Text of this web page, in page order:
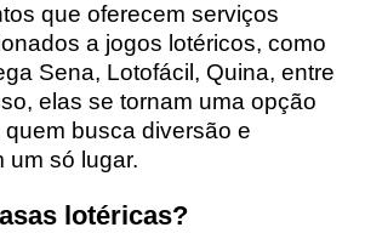
que oferecem serviços
a jogos lotéricos, como
Sena, Lotofácil, Quina, entre
elas se tornam uma opção
busca diversão e
um só lugar.
lotéricas?